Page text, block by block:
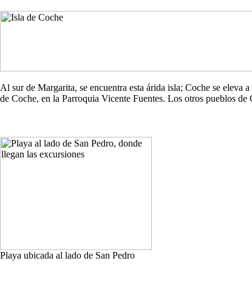
Al sur de Margarita, se encuentra esta árida isla; Coche se
de Coche, en la Parroquia Vicente Fuentes. Los otros pueblos
Playa ubicada al lado de San Pedro